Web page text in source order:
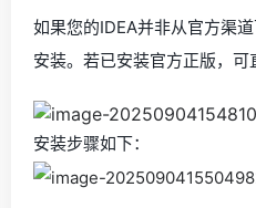
如果您的IDEA并非从官方渠
安装。若已安装官方正版，可
安装步骤如下：